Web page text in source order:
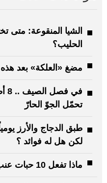
الشيا المنقوعة: متى
الحليب؟
مضغ «العلكة» بعد
تحمّل الجوّ الحارّ
طبق الدجاج والأرز
لكن هل له فوائد ؟
ماذا تفعل 10 حبات عنب في جسد الإنسان ؟